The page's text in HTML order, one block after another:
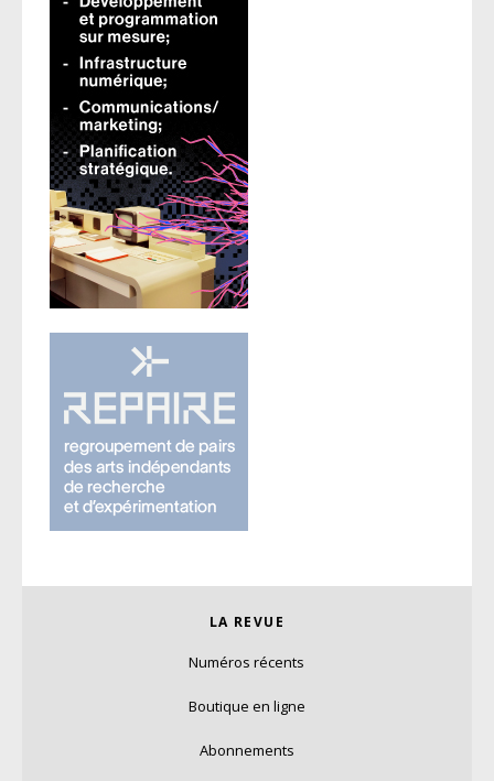
LA REVUE
Numéros récents
Boutique en ligne
Abonnements